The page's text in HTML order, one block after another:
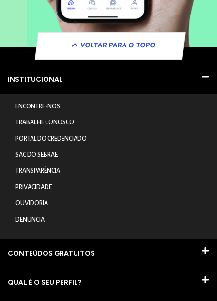
VOLTAR PARA O TOPO
INSTITUCIONAL
ENCONTRE-NOS
TRABALHE CONOSCO
PORTAL DO CREDENCIADO
SAC DO SEBRAE
TRANSPARÊNCIA
PRIVACIDADE
OUVIDORIA
DENUNCIA
CONTEÚDOS GRATUITOS
QUAL É O SEU PERFIL?